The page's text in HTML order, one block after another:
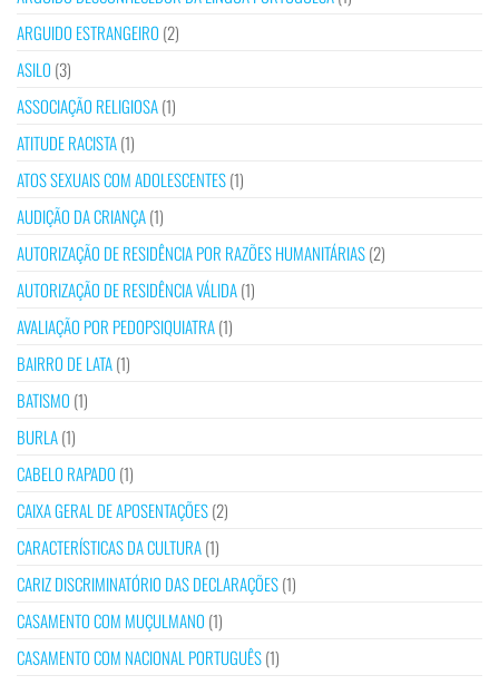
ARGUIDO ESTRANGEIRO (2)
ASILO (3)
ASSOCIAÇÃO RELIGIOSA(1)
ATITUDE RACISTA(1)
ATOS SEXUAIS COM ADOLESCENTES(1)
AUDIÇÃO DA CRIANÇA(1)
AUTORIZAÇÃO DE RESIDÊNCIA POR RAZÕES HUMANITÁRIAS(2)
AUTORIZAÇÃO DE RESIDÊNCIA VÁLIDA(1)
AVALIAÇÃO POR PEDOPSIQUIATRA(1)
BAIRRO DE LATA(1)
BATISMO (1)
BURLA(1)
CABELO RAPADO (1)
CAIXA GERAL DE APOSENTAÇÕES(2)
CARACTERÍSTICAS DA CULTURA(1)
CARIZ DISCRIMINATÓRIO DAS DECLARAÇÕES(1)
CASAMENTO COM MUÇULMANO (1)
CASAMENTO COM NACIONAL PORTUGUÊS(1)